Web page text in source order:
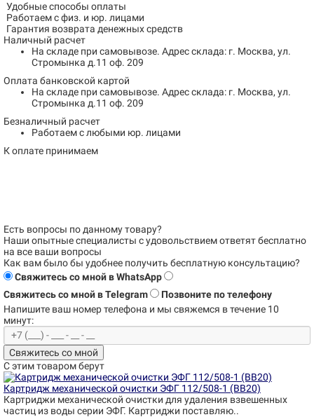
Удобные способы оплаты
Работаем с физ. и юр. лицами
Гарантия возврата денежных средств
Наличный расчет
На складе при самовывозе. Адрес склада: г. Москва, ул.
Стромынка д.11 оф. 209
Оплата банковской картой
На складе при самовывозе. Адрес склада: г. Москва, ул.
Стромынка д.11 оф. 209
Безналичный расчет
Работаем с любыми юр. лицами
К оплате принимаем
Есть вопросы по данному товару?
Наши опытные специалисты с удовольствиемответят бесплатно
на все ваши вопросы
Как вам было бы удобнее получить бесплатную консультацию?
Свяжитесь со мной в WhatsApp
Свяжитесь со мной в Telegram
Позвоните по телефону
Напишите ваш номер телефона и мы свяжемся в течение 10
минут:
Свяжитесь со мной
С этим товаром берут
Картридж механической очистки ЭФГ 112/508-1 (BB20)
Картриджи механической очистки для удаления взвешенных
частиц из воды серии ЭФГ. Картриджи поставляю..